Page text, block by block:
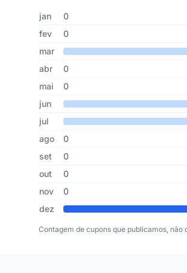
Cupons de Novah Cosmetics
Mês Cupons publicados
jan
0
fev
0
mar
abr
0
mai
0
jun
jul
ago
0
set
0
out
0
nov
0
dez
Contagem de cupons que publicamos,